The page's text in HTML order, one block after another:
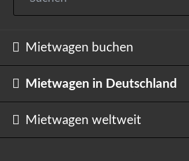
Navigation
Mietwagen buchen
Mietwagen in Deutschland
Mietwagen weltweit